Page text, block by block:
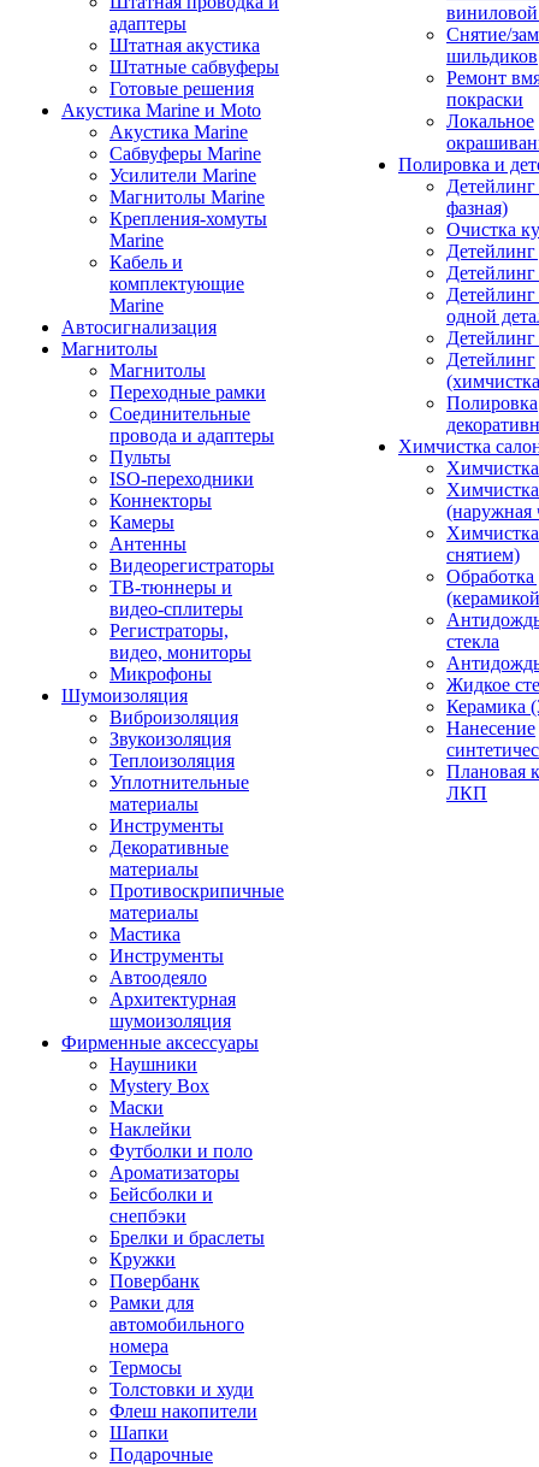
адаптеры
Штатная акустика
Штатные сабвуферы
Готовые решения
Акустика Marine и Moto
Акустика Marine
Сабвуферы Marine
Усилители Marine
Магнитолы Marine
Крепления-хомуты
Marine
Кабель и
комплектующие
Marine
Автосигнализация
Магнитолы
Магнитолы
Переходные рамки
Соединительные
провода и адаптеры
Пульты
ISO-переходники
Коннекторы
Камеры
Антенны
Видеорегистраторы
ТВ-тюннеры и
видео-сплитеры
Регистраторы,
видео, мониторы
Микрофоны
Шумоизоляция
Виброизоляция
Звукоизоляция
Теплоизоляция
Уплотнительные
материалы
Инструменты
Декоративные
материалы
Противоскрипичные
материалы
Мастика
Инструменты
Автоодеяло
Архитектурная
шумоизоляция
Фирменные аксессуары
Наушники
Mystery Box
Маски
Наклейки
Футболки и поло
Ароматизаторы
Бейсболки и
снепбэки
Брелки и браслеты
Кружки
Повербанк
Рамки для
автомобильного
номера
Термосы
Толстовки и худи
Флеш накопители
Шапки
Подарочные
Снятие/
шильдиков
Ремонт
покраски
Локальное
Полировка и
фазная)
Очистка
Детейлинг
одной
Детейлинг
Полировка
Химчистка
(наружная
снятием)
Обработка
стекла
Жидкое
Керамика
Нанесение
Плановая
ЛКП